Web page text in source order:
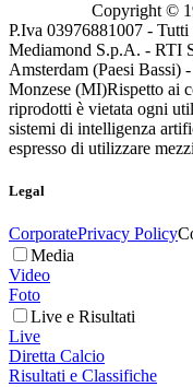
Copyright ©
P.Iva 03976881007 -
Mediamond S.p.A. - RTI
Amsterdam (Paesi
Monzese (MI)Rispetto ai
riprodotti è vietata ogni
sistemi di intelligenza
espresso di utilizzare
Legal
CorporatePrivacy Policy
Media
Video
Foto
Live e Risultati
Live
Diretta Calcio
Risultati e Classifiche